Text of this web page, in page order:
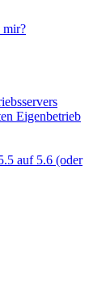
mir?
Eigenbetrieb
auf 5.6 (oder